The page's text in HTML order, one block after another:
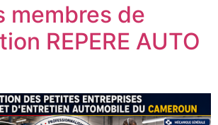
membres de
REPERE AUTO